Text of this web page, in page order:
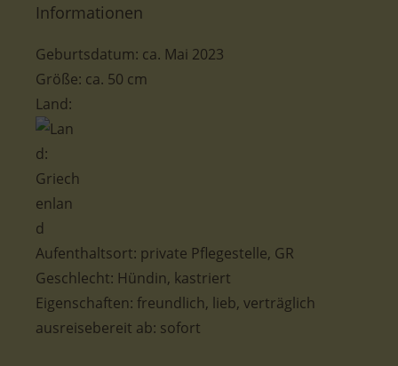
Informationen
Geburtsdatum: ca. Mai 2023
Größe: ca. 50 cm
Land:
Aufenthaltsort: private Pflegestelle, GR
Geschlecht: Hündin, kastriert
Eigenschaften: freundlich, lieb, verträglich
ausreisebereit ab: sofort